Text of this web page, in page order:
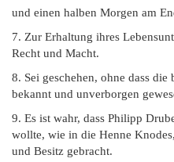
und einen halben Morgen am
7. Zur Erhaltung ihres
Recht und Macht.
8. Sei geschehen, ohne dass
bekannt und unverborgen
9. Es ist wahr, dass Philipp
wollte, wie in die Henne
und Besitz gebracht.